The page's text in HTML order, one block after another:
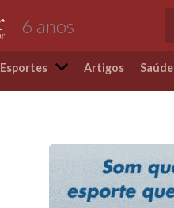
6 anos
Esportes Artigos Saúde